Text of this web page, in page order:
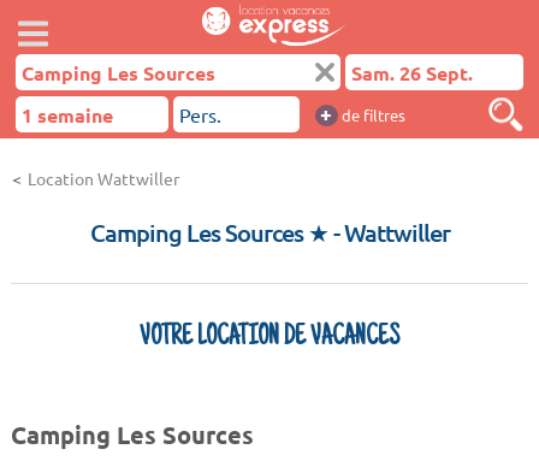
+ de filtres
Location Wattwiller
Camping Les Sources ★- Wattwiller
VOTRE LOCATION DE VACANCES
Camping Les Sources